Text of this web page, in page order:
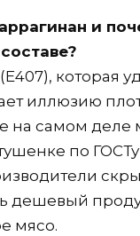
и
которая
иллюзию
на самом деле
по
дешевый
мясо.